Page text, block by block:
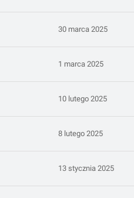
30 marca 2025
1 marca 2025
10 lutego 2025
8 lutego 2025
13 stycznia 2025